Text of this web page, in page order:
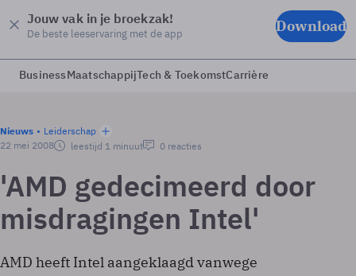
Jouw vak in je broekzak!
De beste leeservaring met de app Download
BusinessMaatschappijTech & ToekomstCarrière
Nieuws
Leiderschap
22 mei 2008
leestijd 1 minuut 0 reacties
'AMD gedecimeerd door
misdragingen Intel'
AMD heeft Intel aangeklaagd vanwege